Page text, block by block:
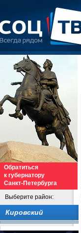
Обратиться
к губернатору
Санкт-Петербурга
Выберите район:
Кировский